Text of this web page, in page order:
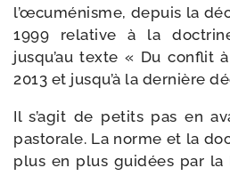
l’œcuménisme, depuis la
1999 rela­tive à la
jusqu’au texte « Du conflit
2013 et jusqu’à la der­nière
Il s’agit de petits pas en
pas­to­rale. La norme et la
plus en plus gui­dées par